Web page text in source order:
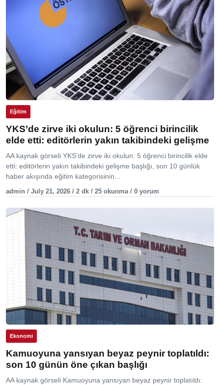
Eğitim
YKS’de zirve iki okulun: 5 öğrenci birincilik
elde etti: editörlerin yakın takibindeki gelişme
AA kaynak görseli YKS’de zirve iki okulun: 5 öğrenci birincilik elde
etti: editörlerin yakın takibindeki gelişme başlığı, son 10 günlük
haber akışında eğitim kategorisinin...
admin / July 21, 2026 / 2 dk / 25 okunma / 0 yorum
Ekonomi
Kamuoyuna yansıyan beyaz peynir toplatıldı:
son 10 günün öne çıkan başlığı
AA kaynak görseli Kamuoyuna yansıyan beyaz peynir toplatıldı: